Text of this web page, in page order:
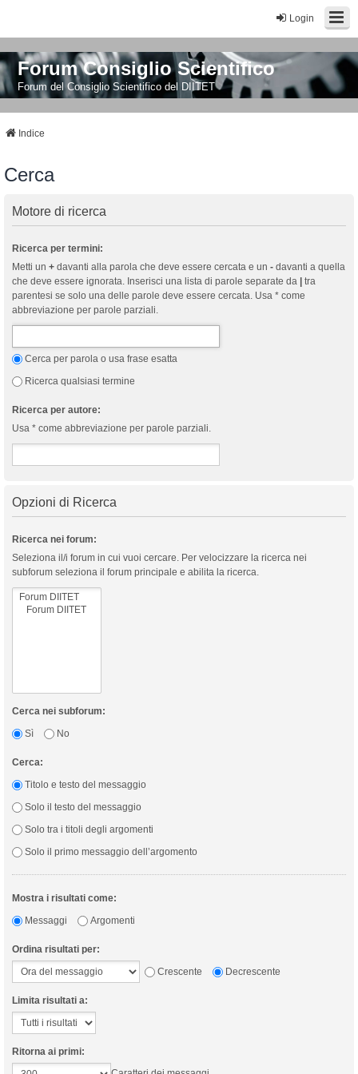
Login
Forum Consiglio Scientifico
Forum del Consiglio Scientifico del DIITET
Indice
Cerca
Motore di ricerca
Ricerca per termini:
Metti un + davanti alla parola che deve essere cercata e un - davanti a quella
che deve essere ignorata. Inserisci una lista di parole separate da
tra
parentesi se solo una delle parole deve essere cercata. Usa * come
abbreviazione per parole parziali.
Cerca per parola o usa frase esatta
Ricerca qualsiasi termine
Ricerca per autore:
Usa * come abbreviazione per parole parziali.
Opzioni di Ricerca
Ricerca nei forum:
Seleziona il/i forum in cui vuoi cercare. Per velocizzare la ricerca nei
subforum seleziona il forum principale e abilita la ricerca.
Cerca nei subforum:
Sì
No
Cerca:
Titolo e testo del messaggio
Solo il testo del messaggio
Solo tra i titoli degli argomenti
Solo il primo messaggio dell’argomento
Mostra i risultati come:
Messaggi
Argomenti
Ordina risultati per:
Crescente
Decrescente
Limita risultati a:
Ritorna ai primi: